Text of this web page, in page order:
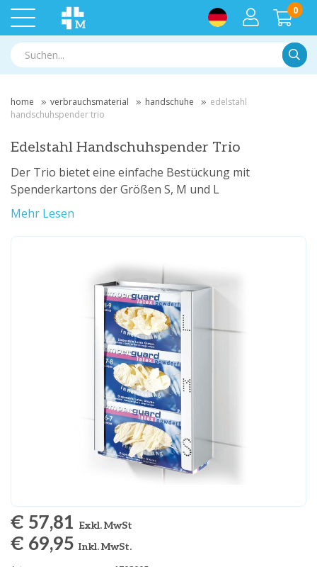
0
home verbrauchsmaterial handschuhe
edelstahl
handschuhspender trio
Edelstahl Handschuhspender Trio
Der Trio bietet eine einfache Bestückung mit
Spenderkartons der Größen S, M und L
Mehr Lesen
€ 57,81 Exkl. MwSt
€ 69,95 Inkl. MwSt.